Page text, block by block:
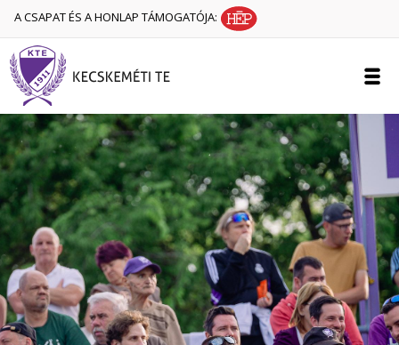
A CSAPAT ÉS A HONLAP TÁMOGATÓJA: